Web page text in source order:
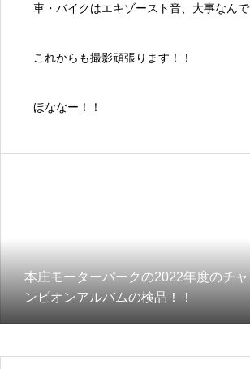
車・バイクはエキゾースト音、大事なんで
これからも撮影頑張ります！！
ほななー！！
本庄モーターパークの2022年度のチャ
ンピオンアルバムの検品！！